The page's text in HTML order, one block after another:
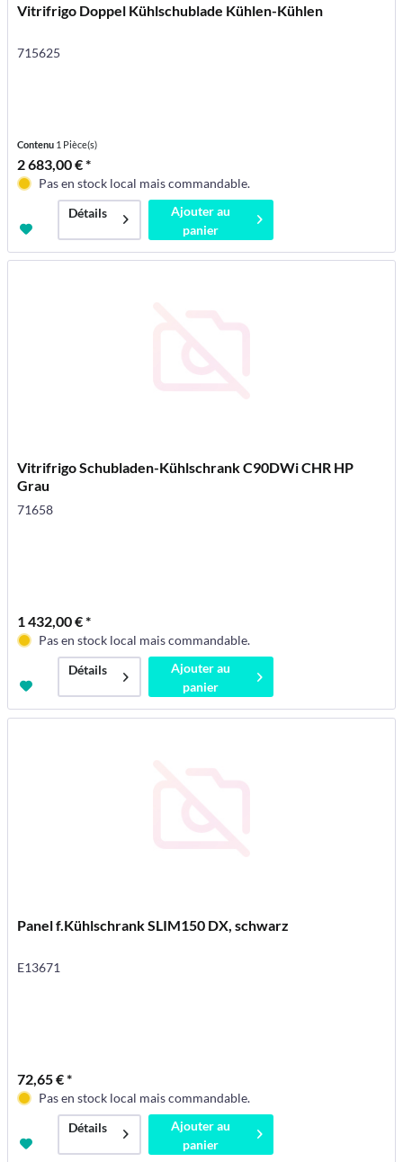
Vitrifrigo Doppel Kühlschublade Kühlen-Kühlen
715625
Contenu 1 Pièce(s)
2 683,00 € *
Pas en stock local mais commandable.
Détails
Ajouter au
panier
Vitrifrigo Schubladen-Kühlschrank C90DWi CHR HP
Grau
71658
1 432,00 € *
Pas en stock local mais commandable.
Détails
Ajouter au
panier
Panel f.Kühlschrank SLIM150 DX, schwarz
E13671
72,65 € *
Pas en stock local mais commandable.
Détails
Ajouter au
panier